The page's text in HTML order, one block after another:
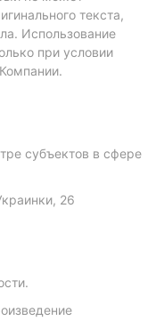
текста,
Использование
при условии
субъектов в сфере
26